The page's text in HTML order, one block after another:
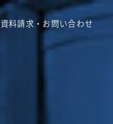
資料請求・お問い合わせ